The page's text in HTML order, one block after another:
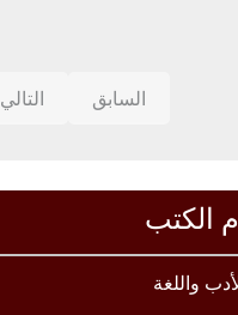
السابق التالي
الكتب
واللغة